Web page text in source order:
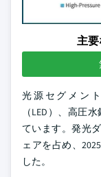
主
光源セグメン
（LED）、高圧
ています。発光
ェアを占め、
した。